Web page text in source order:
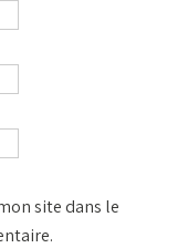
site dans le